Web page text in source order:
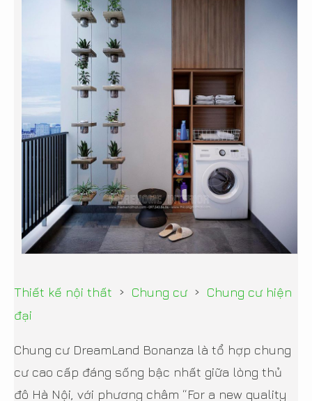
Thiết kế nội thất › Chung cư › Chung cư hiện
đại
Chung cư DreamLand Bonanza là tổ hợp chung
cư cao cấp đáng sống bậc nhất giữa lòng thủ
đô Hà Nội, với phương châm “For a new quality